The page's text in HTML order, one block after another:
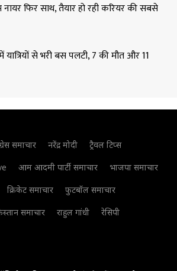
फिर साथ, तैयार हो रही करियर की सबसे
से भरी बस पलटी, 7 की मौत और 11
समाचार नरेंद्र मोदी
ट्रैवल टिप्स
आम आदमी पार्टी समाचार
भाजपा समाचार
क्रिकेट समाचार
फुटबॉल समाचार
समाचार राहुल गांधी
रेसिपी